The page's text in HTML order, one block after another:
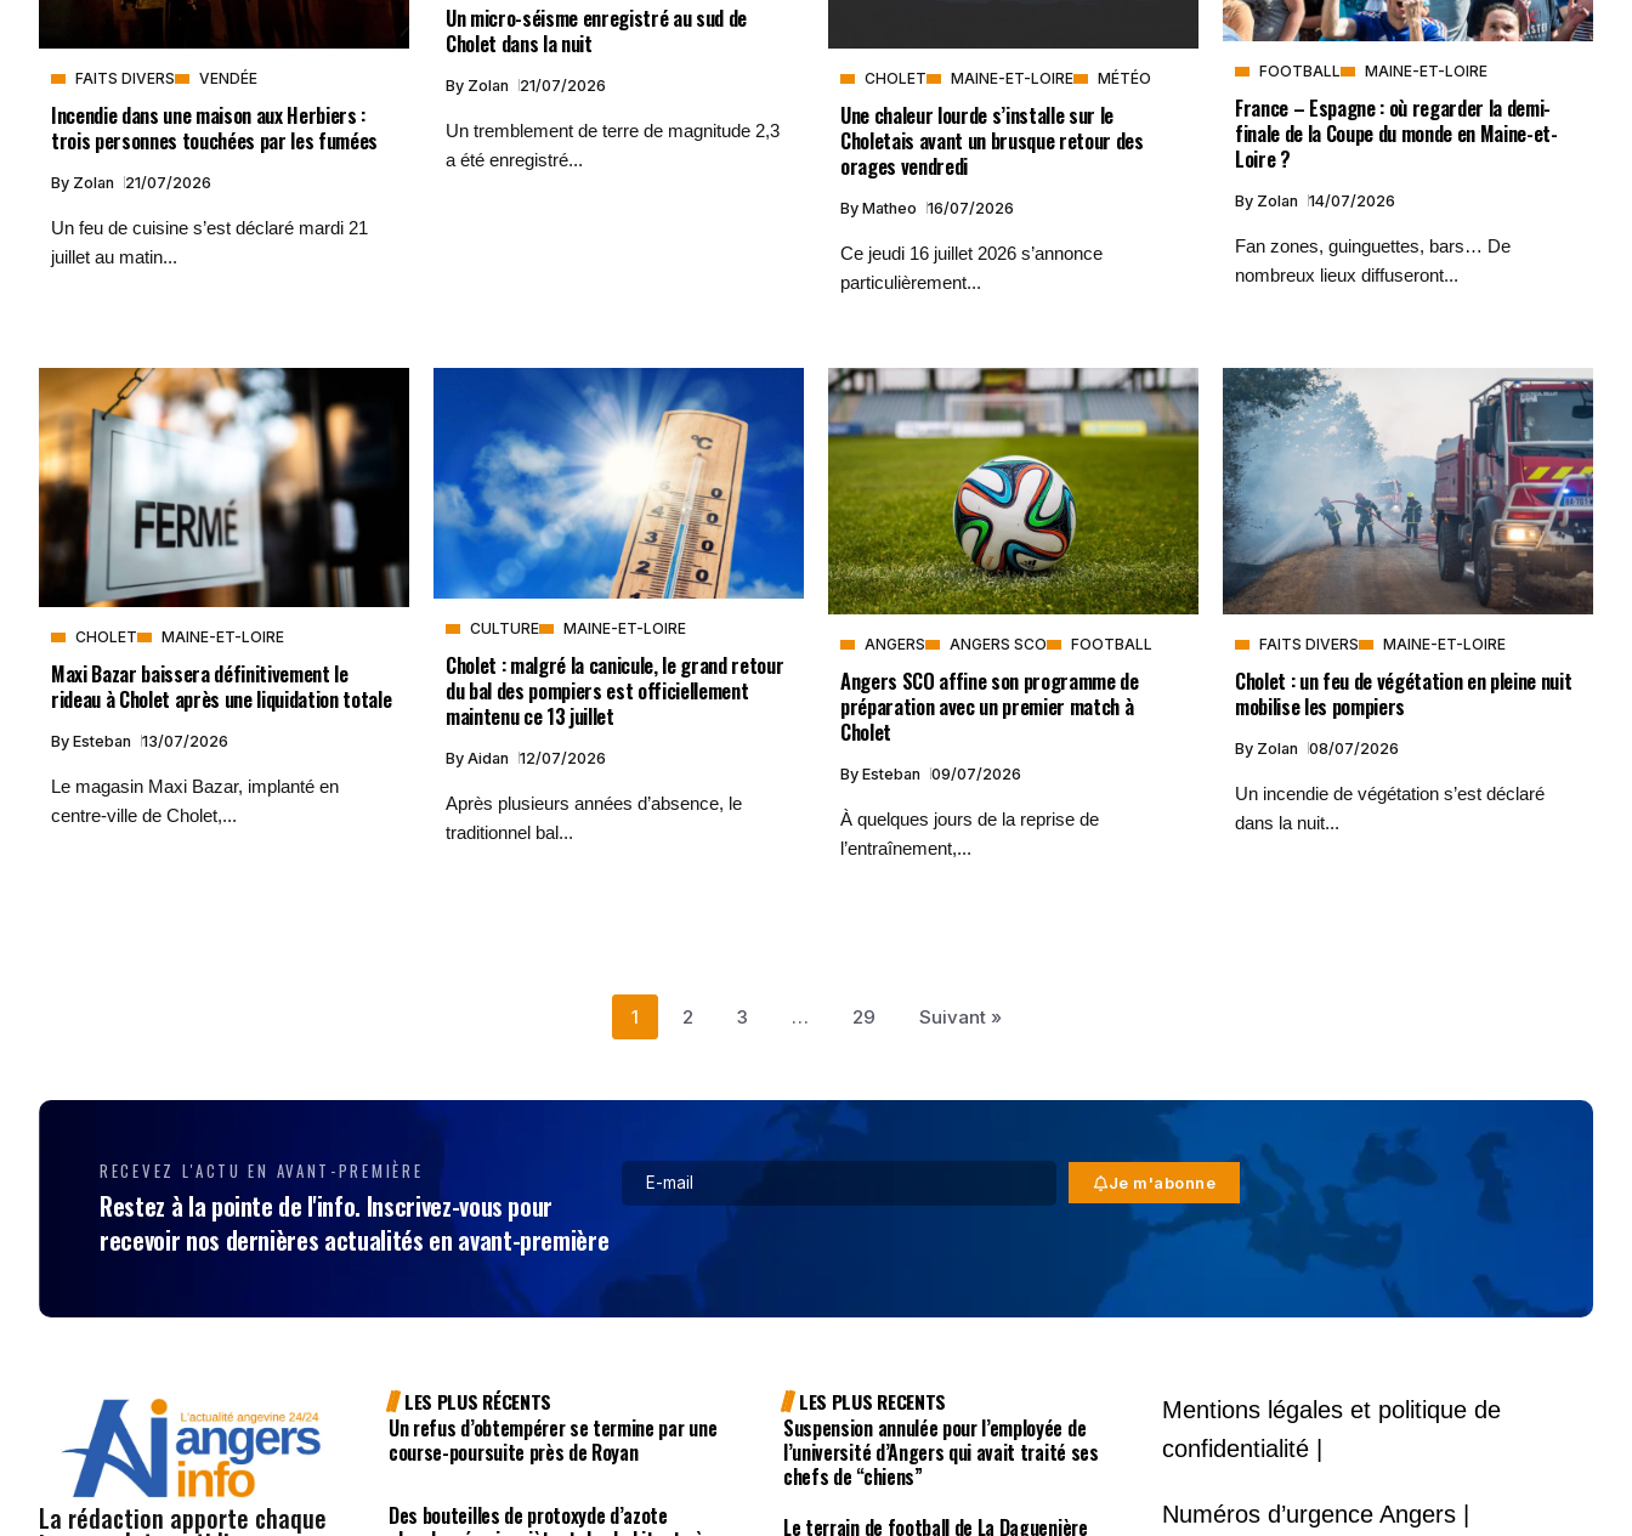
FAITS DIVERS VENDÉE
Incendie dans une maison aux Herbiers :
trois personnes touchées par les fumées
By Zolan 21/07/2026
Un feu de cuisine s’est déclaré mardi 21
juillet au matin...
Un micro-séisme enregistré au sud de
Cholet dans la nuit
By Zolan 21/07/2026
Un tremblement de terre de magnitude 2,3
a été enregistré...
CHOLET MAINE-ET-LOIRE MÉTÉO
Une chaleur lourde s’installe sur le
Choletais avant un brusque retour des
orages vendredi
By Matheo 16/07/2026
Ce jeudi 16 juillet 2026 s’annonce
particulièrement...
FOOTBALL MAINE-ET-LOIRE
France – Espagne : où regarder la demi-
finale de la Coupe du monde en Maine-et-
Loire ?
By Zolan 14/07/2026
Fan zones, guinguettes, bars… De
nombreux lieux diffuseront...
CHOLET MAINE-ET-LOIRE
Maxi Bazar baissera définitivement le
rideau à Cholet après une liquidation totale
By Esteban 13/07/2026
Le magasin Maxi Bazar, implanté en
centre-ville de Cholet,...
CULTURE MAINE-ET-LOIRE
Cholet : malgré la canicule, le grand retour
du bal des pompiers est officiellement
maintenu ce 13 juillet
By Aidan 12/07/2026
Après plusieurs années d’absence, le
traditionnel bal...
ANGERS ANGERS SCO FOOTBALL
Angers SCO affine son programme de
préparation avec un premier match à
Cholet
By Esteban 09/07/2026
À quelques jours de la reprise de
l’entraînement,...
FAITS DIVERS MAINE-ET-LOIRE
Cholet : un feu de végétation en pleine nuit
mobilise les pompiers
By Zolan 08/07/2026
Un incendie de végétation s’est déclaré
dans la nuit...
1 2 3 … 29 Suivant »
RECEVEZ L'ACTU EN AVANT-PREMIÈRE
Restez à la pointe de l'info. Inscrivez-vous pour
recevoir nos dernières actualités en avant-première
Je m'abonne
La rédaction apporte chaque
LES PLUS RÉCENTS
Un refus d’obtempérer se termine par une
course-poursuite près de Royan
Des bouteilles de protoxyde d’azote
LES PLUS RECENTS
Suspension annulée pour l’employée de
l’université d’Angers qui avait traité ses
chefs de “chiens”
Le terrain de football de La Daguenière
Mentions légales et politique de
confidentialité |
Numéros d’urgence Angers |